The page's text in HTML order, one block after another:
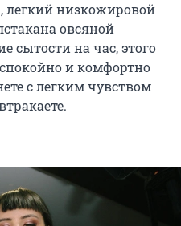
легкий низкожировой
овсяной
сытости на час, этого
и комфортно
с легким чувством